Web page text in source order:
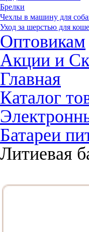
Брелки
Чехлы в машину для
Уход за шерстью для
Оптовикам
Акции и
Главная
Каталог
Батареи
Литиевая